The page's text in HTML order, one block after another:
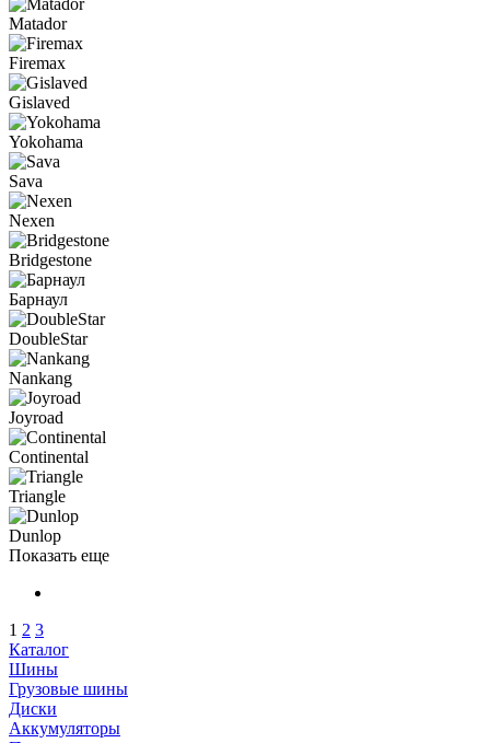
Matador
Firemax
Gislaved
Yokohama
Sava
Nexen
Bridgestone
Барнаул
DoubleStar
Nankang
Joyroad
Continental
Triangle
Dunlop
Показать еще
1 2 3
Каталог
Шины
Грузовые шины
Диски
Аккумуляторы